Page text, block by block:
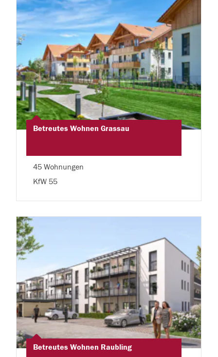
Betreutes Wohnen Grassau
45 Wohnungen
KfW 55
Betreutes Wohnen Raubling